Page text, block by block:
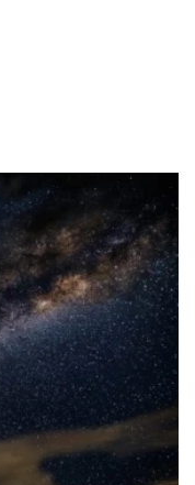
teilen teilen